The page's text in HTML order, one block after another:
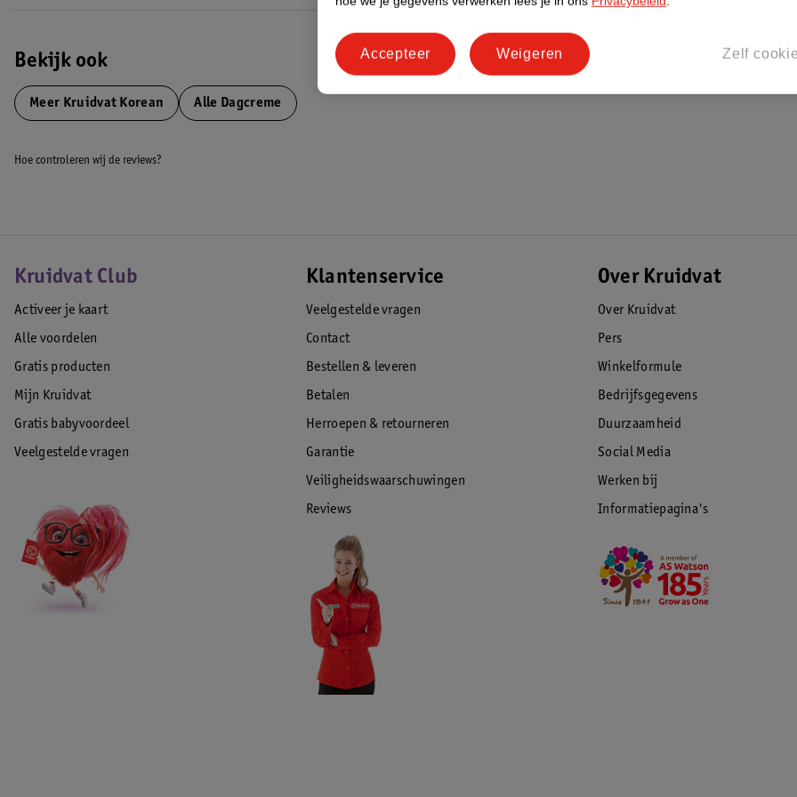
Bekijk ook
Meer Kruidvat Korean Alle Dagcreme
Hoe controleren wij de reviews?
Kruidvat Club
Activeer je kaart
Alle voordelen
Gratis producten
Mijn Kruidvat
Gratis babyvoordeel
Veelgestelde vragen
Klantenservice
Veelgestelde vragen
Contact
Bestellen & leveren
Betalen
Herroepen & retourneren
Garantie
Veiligheidswaarschuwingen
Reviews
Over Kruidvat
Over Kruidvat
Pers
Winkelformule
Bedrijfsgegevens
Duurzaamheid
Social Media
Werken bij
Informatiepagina's
Zelf
Weigeren
Accepteer